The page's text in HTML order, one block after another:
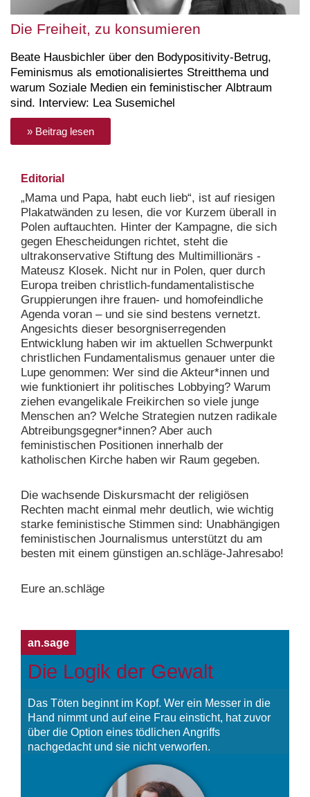
Die Freiheit, zu konsumieren
Beate Hausbichler über den Bodypositivity-Betrug,
Feminismus als emotionalisiertes Streitthema und
warum Soziale Medien ein feministischer Albtraum
sind. Interview: Lea Susemichel
» Beitrag lesen
Editorial
„Mama und Papa, habt euch lieb“, ist auf riesigen
Plakatwänden zu lesen, die vor Kurzem überall in
Polen auftauchten. Hinter der Kampagne, die sich
gegen Ehescheidungen richtet, steht die
ultrakonservative Stiftung des Multimillionärs ­
Mateusz Klosek. Nicht nur in Polen, quer durch
Europa treiben christlich-­fundamentalistische
Gruppierungen ihre frauen- und homofeindliche
Agenda voran – und sie sind bestens vernetzt.
Angesichts dieser besorgniserregenden
Entwicklung haben wir im aktuellen Schwerpunkt
christlichen Fundamentalismus genauer unter die
Lupe genommen: Wer sind die Akteur*innen und
wie funktioniert ihr politisches Lobbying? Warum
ziehen evangelikale Freikirchen so viele junge
Menschen an? Welche Strategien nutzen radikale
Abtreibungsgegner*innen? Aber auch
feministischen Positionen innerhalb der
katholischen Kirche haben wir Raum gegeben.
Die wachsende Diskursmacht der religiösen
Rechten macht einmal mehr deutlich, wie wichtig
starke feministische Stimmen sind: Unabhängigen
feministischen Journalismus unterstützt du am
besten mit einem günstigen an.schläge-Jahresabo!
Eure an.schläge
an.sage
Die Logik der Gewalt
Das Töten beginnt im Kopf. Wer ein Messer in die
Hand nimmt und auf eine Frau einsticht, hat zuvor
über die Option eines tödlichen Angriffs
nachgedacht und sie nicht verworfen.